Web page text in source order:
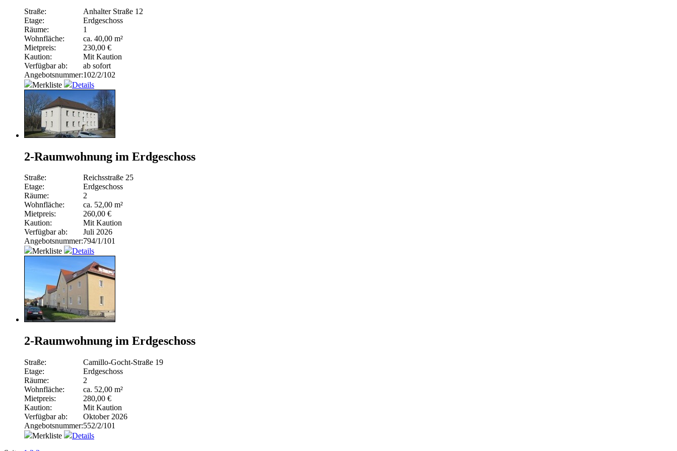
Straße:
Anhalter Straße 12
Etage:
Erdgeschoss
Räume:
1
Wohnfläche:
ca. 40,00 m²
Mietpreis:
230,00 €
Kaution:
Mit Kaution
Verfügbar ab:
ab sofort
Angebotsnummer:102/2/102
Merkliste
Details
2-Raumwohnung im Erdgeschoss
Straße:
Reichsstraße 25
Etage:
Erdgeschoss
Räume:
2
Wohnfläche:
ca. 52,00 m²
Mietpreis:
260,00 €
Kaution:
Mit Kaution
Verfügbar ab:
Juli 2026
Angebotsnummer:794/1/101
Merkliste
Details
2-Raumwohnung im Erdgeschoss
Straße:
Camillo-Gocht-Straße 19
Etage:
Erdgeschoss
Räume:
2
Wohnfläche:
ca. 52,00 m²
Mietpreis:
280,00 €
Kaution:
Mit Kaution
Verfügbar ab:
Oktober 2026
Angebotsnummer:552/2/101
Merkliste
Details